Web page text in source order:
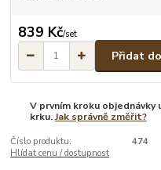
839 Kč/set
Přidat
V prvním kroku
krku.Jak správně změřit?
Číslo produktu:
474
Hlídat cenu / dostupnost